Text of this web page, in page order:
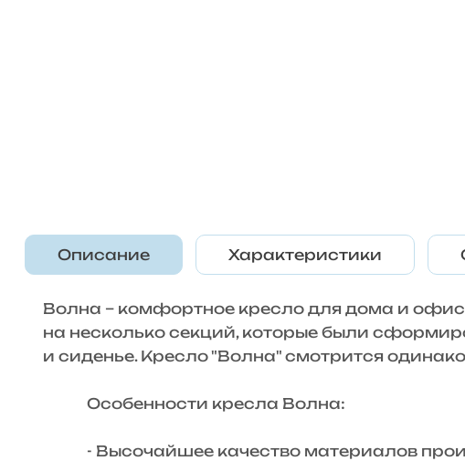
Описание Характеристики
Волна – комфортное кресло для дома и
на несколько секций, которые были
и сиденье. Кресло "Волна" смотрится
Особенности кресла Волна:
- Высочайшее качество материалов